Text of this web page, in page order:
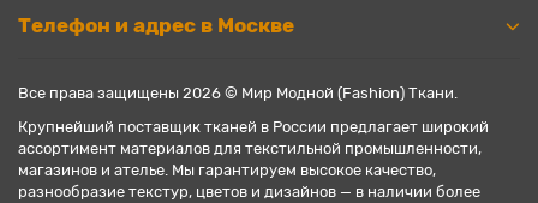
Телефон и адрес в Москве
Все права защищены 2026 © Мир Модной (Fashion) Ткани.
Крупнейший поставщик тканей в России предлагает широкий
ассортимент материалов для текстильной промышленности,
магазинов и ателье. Мы гарантируем высокое качество,
разнообразие текстур, цветов и дизайнов — в наличии более